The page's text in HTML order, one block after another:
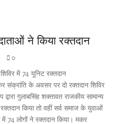
ने किया रक्तदान
0
में 74 यूनिट रक्तदान
के अवसर पर दो रक्तदान शिविर
गुलाबसिंह शक्तावत राजकीय सामान्य
किया तो वहीं सर्व समाज के युवाओं
में 74 लोगों ने रक्तदान किया। मकर